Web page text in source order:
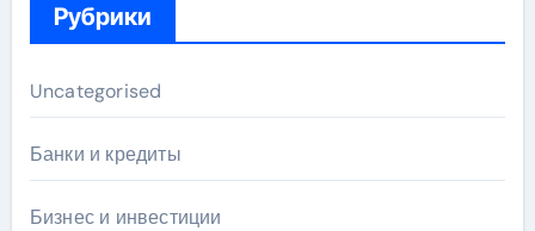
Рубрики
Uncategorised
Банки и кредиты
Бизнес и инвестиции